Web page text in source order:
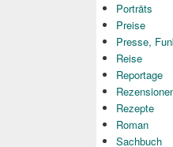
Porträts
Preise
Presse,
Reise
Reportage
Rezepte
Roman
Sachbuch